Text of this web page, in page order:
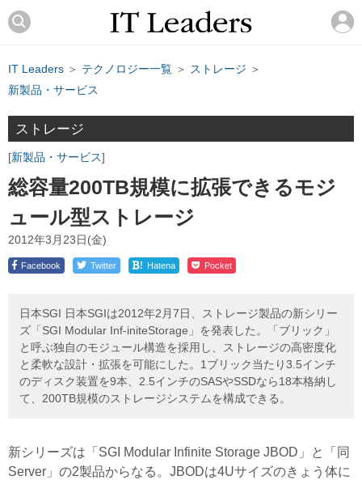
IT Leaders ＞ テクノロジー一覧 ＞ ストレージ ＞
新製品・サービス
ストレージ
新製品・サービス
総容量200TB規模に拡張できるモジ
ュール型ストレージ
2012年3月23日(金)
Facebook Twitter ! Hatena Pocket
日本SGI 日本SGIは2012年2月7日、ストレージ製品の新シリー
ズ「SGI Modular Inf-initeStorage」を発表した。「ブリック」
と呼ぶ独自のモジュール構造を採用し、ストレージの高密度化
と柔軟な設計・拡張を可能にした。1ブリック当たり3.5インチ
のディスク装置を9本、2.5インチのSASやSSDなら18本格納し
て、200TB規模のストレージシステムを構成できる。
新シリーズは「SGI Modular Infinite Storage JBOD」と「同
Server」の2製品からなる。JBODは4Uサイズのきょう体に